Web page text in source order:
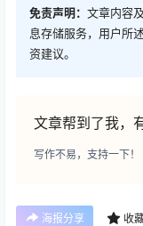
免责声明： 文章内容
息存储服务，用户所
资建议。
文章帮到了我，
写作不易，支持一下！
海报分享 收